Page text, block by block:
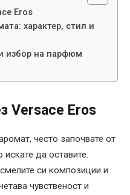
Eros
характер, стил и
избор на парфюм
Versace Eros
често започвате от
да оставите.
си композиции и
чувственост и